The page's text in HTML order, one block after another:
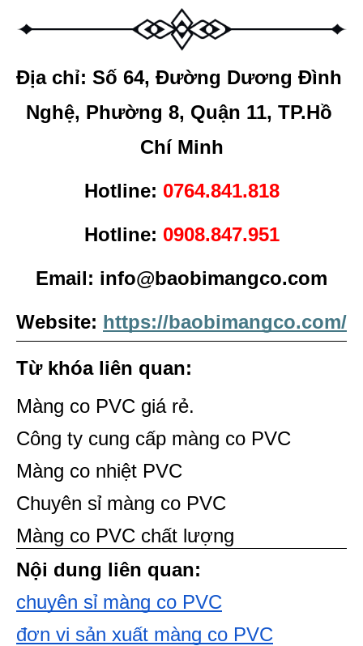
Địa chỉ: Số 64, Đường Dương Đình
Nghệ, Phường 8, Quận 11, TP.Hồ
Chí Minh
Hotline: 0764.841.818
Hotline: 0908.847.951
Email: info@baobimangco.com
Website: https://baobimangco.com/
Từ khóa liên quan:
Màng co PVC giá rẻ.
Công ty cung cấp màng co PVC
Màng co nhiệt PVC
Chuyên sỉ màng co PVC
Màng co PVC chất lượng
Nội dung liên quan:
chuyên sỉ màng co PVC
đơn vị sản xuất màng co PVC